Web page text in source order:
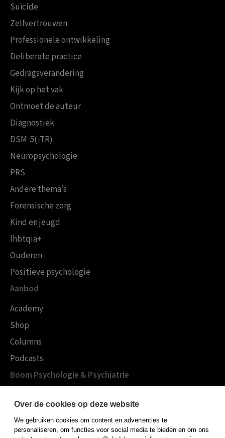
Suïcide
Zelfvertrouwen
Professionele ontwikkeling
Deliberate practice
Gedragsverandering
Kijk op het vak
Ontmoet de auteur
Diagnostiek
DSM-5(-TR)
Neuropsychologie
PRS
Andere thema’s
Forensische zorg
Kind en jeugd
lhbtqia+
Ouderen
Positieve psychologie
Aanbod
Academy
Shop
Columns
Podcasts
Boom Psychologie & Psychiatrie
Publiceren bij Boom
Over de cookies op deze website
We gebruiken cookies om content en advertenties te
personaliseren, om functies voor social media te bieden en om ons